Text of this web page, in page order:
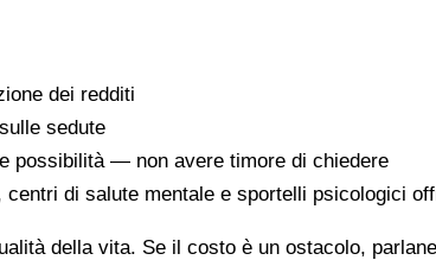
dei redditi
sedute
possibilità — non avere timore di chiedere
centri di salute mentale e sportelli psicologici
della vita. Se il costo è un ostacolo,